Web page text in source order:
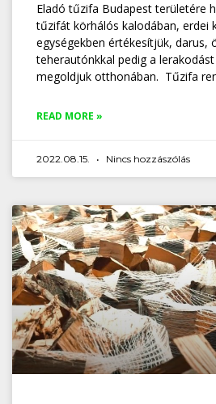
Eladó tűzifa Budapest területére
tűzifát körhálós kalodában, erdei
egységekben értékesítjük, darus,
teherautónkkal pedig a
megoldjuk otthonában. Tűzifa
READ MORE »
2022.08.15. Nincs hozzászólás